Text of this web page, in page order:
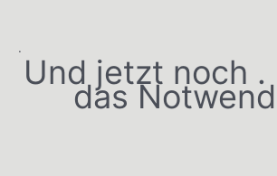
.
Und jetzt noch .
das